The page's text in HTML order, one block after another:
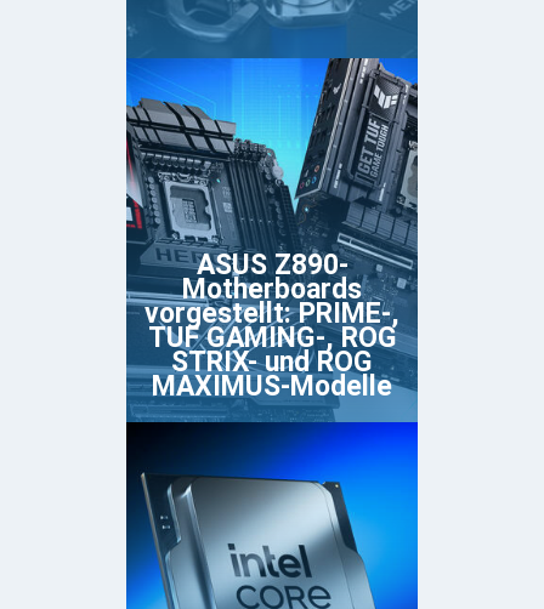
ASUS Z890-
Motherboards
vorgestellt: PRIME-,
TUF GAMING-, ROG
STRIX- und ROG
MAXIMUS-Modelle